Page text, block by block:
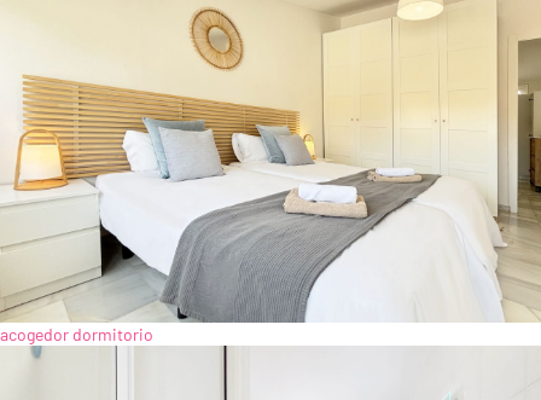
acogedor dormitorio